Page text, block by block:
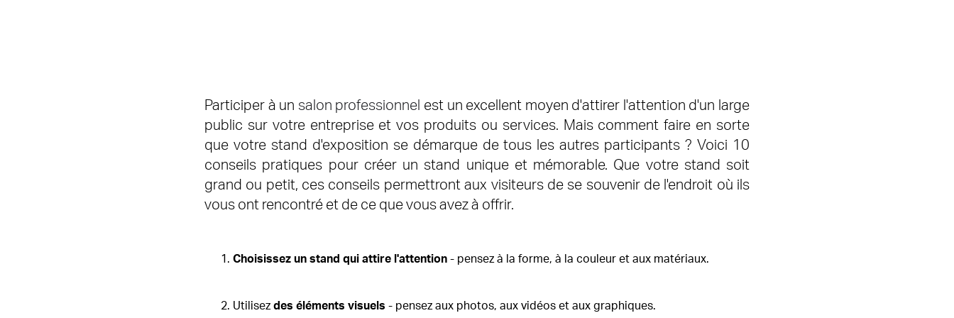
Participer à un salon professionnel est un excellent moyen d'attirer l'attention d'un large
public sur votre entreprise et vos produits ou services. Mais comment faire en sorte
que votre stand d'exposition se démarque de tous les autres participants ? Voici 10
conseils pratiques pour créer un stand unique et mémorable. Que votre stand soit
grand ou petit, ces conseils permettront aux visiteurs de se souvenir de l'endroit où ils
vous ont rencontré et de ce que vous avez à offrir.
Choisissez un stand qui attire l'attention - pensez à la forme, à la couleur et aux matériaux.
Utilisezdes éléments visuels - pensez aux photos, aux vidéos et aux graphiques.